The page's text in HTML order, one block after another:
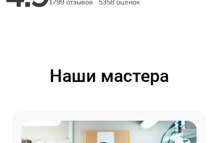
1799 отзывов 5358 оценок
Наши мастера